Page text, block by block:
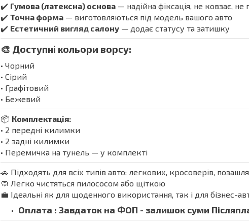
✔️ Гумова (латексна) основа — надійна фіксація, не ковзає, не
✔️ Точна форма — виготовляються під модель вашого авто
✔️ Естетичний вигляд салону — додає статусу та затишку
🎨 Доступні кольори ворсу:
• Чорний
• Сірий
• Графітовий
• Бежевий
📦 Комплектація:
• 2 передні килимки
• 2 задні килимки
• Перемичка на тунель — у комплекті
🚗 Підходять для всіх типів авто: легкових, кросоверів,
🧼 Легко чистяться пилососом або щіткою
💼 Ідеальні як для щоденного використання, так і для бізнес-
Оплата : Завдаток на ФОП - залишок суми